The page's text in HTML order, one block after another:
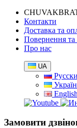
Контакти
Доставка та
Повернення та
Про нас
UA
English
Замовити